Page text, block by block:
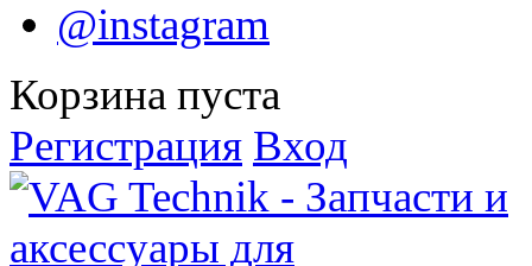
@instagram
Корзина пуста
Регистрация Вход